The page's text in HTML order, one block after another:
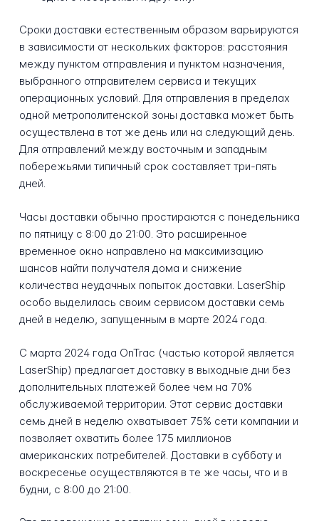
Сроки доставки естественным образом варьируются
в зависимости от нескольких факторов: расстояния
между пунктом отправления и пунктом назначения,
выбранного отправителем сервиса и текущих
операционных условий. Для отправления в пределах
одной метрополитенской зоны доставка может быть
осуществлена в тот же день или на следующий день.
Для отправлений между восточным и западным
побережьями типичный срок составляет три-пять
дней.
Часы доставки обычно простираются с понедельника
по пятницу с 8:00 до 21:00. Это расширенное
временное окно направлено на максимизацию
шансов найти получателя дома и снижение
количества неудачных попыток доставки. LaserShip
особо выделилась своим сервисом доставки семь
дней в неделю, запущенным в марте 2024 года.
С марта 2024 года OnTrac (частью которой является
LaserShip) предлагает доставку в выходные дни без
дополнительных платежей более чем на 70%
обслуживаемой территории. Этот сервис доставки
семь дней в неделю охватывает 75% сети компании и
позволяет охватить более 175 миллионов
американских потребителей. Доставки в субботу и
воскресенье осуществляются в те же часы, что и в
будни, с 8:00 до 21:00.